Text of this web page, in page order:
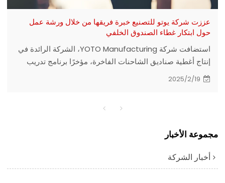
عززت شركة يوتو للتصنيع خبرة فريقها من خلال ورشة عمل
حول ابتكار غطاء الصندوق الخلفي
استضافت شركة YOTO Manufacturing، الشركة الرائدة في
إنتاج أغطية صناديق الشاحنات الفاخرة، مؤخرًا برنامج تدريب
داخلي مكثف يركز على ابتكار التصميم وضمان الجودة.
2025/2/19
مجموعة الأخبار
أخبار الشركة